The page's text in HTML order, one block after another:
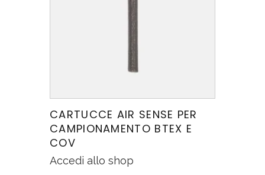
CARTUCCE AIR SENSE PER
CAMPIONAMENTO BTEX E
COV
Accedi allo shop